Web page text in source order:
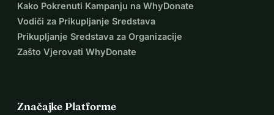
Kako Pokrenuti Kampanju na WhyDonate
Vodiči za Prikupljanje Sredstava
Prikupljanje Sredstava za Organizacije
Zašto Vjerovati WhyDonate
Značajke Platforme